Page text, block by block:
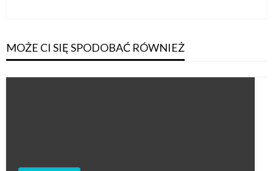
MOŻE CI SIĘ SPODOBAĆ RÓWNIEŻ